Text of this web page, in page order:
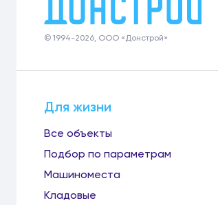
© 1994-2026, ООО «Донстрой»
Для жизни
Все объекты
Подбор по параметрам
Машиноместа
Кладовые